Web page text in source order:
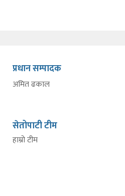
प्रधान सम्पादक
अमित ढकाल
सेतोपाटी टीम
हाम्रो टीम